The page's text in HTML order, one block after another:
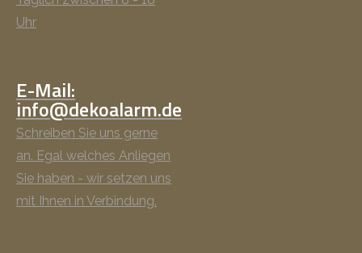
Uhr
E-Mail:
info@dekoalarm.de
Schreiben Sie uns gerne
an. Egal welches Anliegen
Sie haben - wir setzen uns
mit Ihnen in Verbindung.